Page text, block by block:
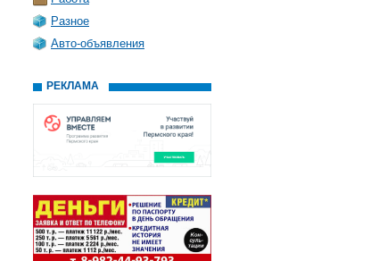
Разное
Авто-объявления
РЕКЛАМА